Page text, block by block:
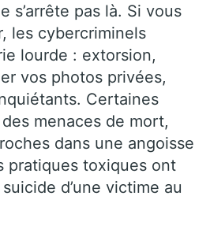
s’arrête pas là. Si vous
les cybercriminels
lourde : extorsion,
vos photos privées,
Certaines
menaces de mort,
dans une angoisse
pratiques toxiques ont
d’une victime au